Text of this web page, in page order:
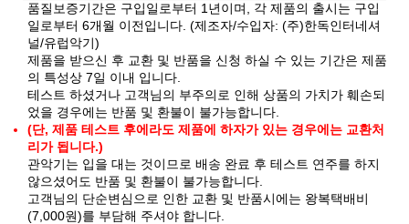
품질보증기간은 구입일로부터 1년이며, 각 제품의 출시는 구입
일로부터 6개월 이전입니다. (제조자/수입자: (주)한독인터네셔
널/유럽악기)
제품을 받으신 후 교환 및 반품을 신청 하실 수 있는 기간은 제품
의 특성상 7일 이내 입니다.
테스트 하셨거나 고객님의 부주의로 인해 상품의 가치가 훼손되
었을 경우에는 반품 및 환불이 불가능합니다.
(단, 제품 테스트 후에라도 제품에 하자가 있는 경우에는 교환처
리가 됩니다.)
관악기는 입을 대는 것이므로 배송 완료 후 테스트 연주를 하지
않으셨어도 반품 및 환불이 불가능합니다.
고객님의 단순변심으로 인한 교환 및 반품시에는 왕복택배비
(7,000원)를 부담해 주셔야 합니다.